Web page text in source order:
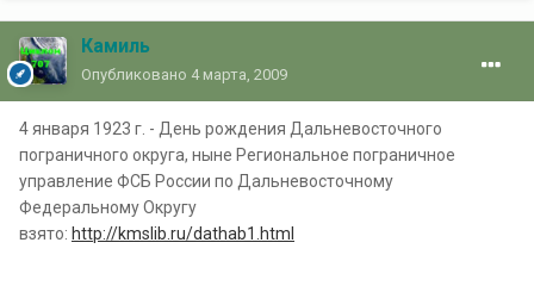
Камиль
Опубликовано 4 марта, 2009
4 января 1923 г. - День рождения Дальневосточного
пограничного округа, ныне Региональное пограничное
управление ФСБ России по Дальневосточному
Федеральному Округу
взято: http://kmslib.ru/dathab1.html